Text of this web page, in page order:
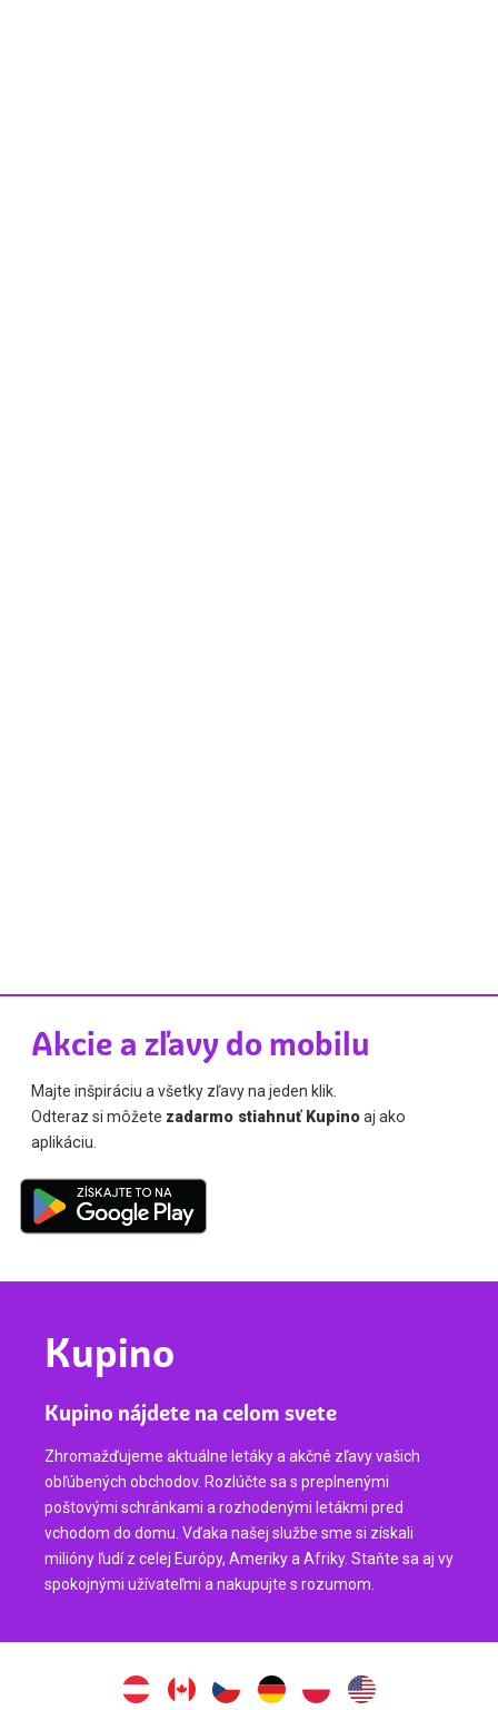
Akcie a zľavy do mobilu
Majte inšpiráciu a všetky zľavy na jeden klik.
Odteraz si môžete zadarmo stiahnuť Kupinoaj ako
aplikáciu.
Kupino
Kupino nájdete na celom svete
Zhromažďujeme aktuálne letáky a akčné zľavy vašich
obľúbených obchodov. Rozlúčte sa s preplnenými
poštovými schránkami a rozhodenými letákmi pred
vchodom do domu. Vďaka našej službe sme si získali
milióny ľudí z celej Európy, Ameriky a Afriky. Staňte sa aj vy
spokojnými užívateľmi a nakupujte s rozumom.